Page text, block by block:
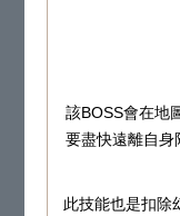
該BOSS會在地
要盡快遠離自身
此技能也是扣除